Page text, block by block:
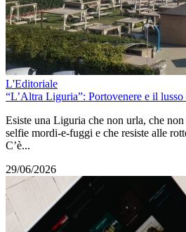
L'Editoriale
“L’Altra Liguria”: Portovenere e il lusso
Esiste una Liguria che non urla, che
selfie mordi-e-fuggi e che resiste alle
C’è...
29/06/2026